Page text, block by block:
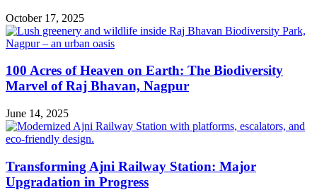
October 17, 2025
100 Acres of Heaven on Earth: The Biodiversity
Marvel of Raj Bhavan, Nagpur
June 14, 2025
Transforming Ajni Railway Station: Major
Upgradation in Progress